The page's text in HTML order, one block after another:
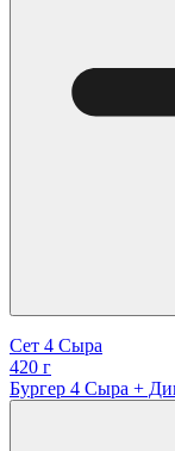
Сет 4 Сыра
420 г
Бургер 4 Сыра +